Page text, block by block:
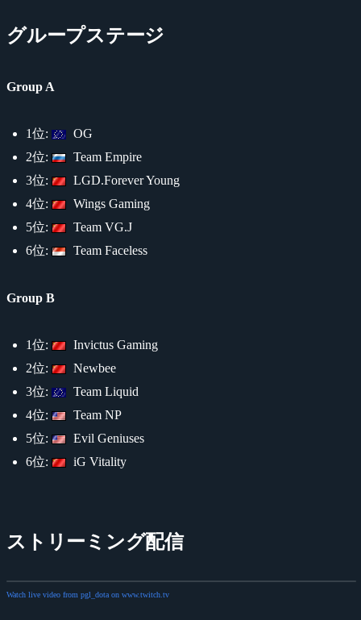
グループステージ
Group A
1位:
OG
2位:
Team Empire
3位:
LGD.Forever Young
4位:
Wings Gaming
5位:
Team VG.J
6位:
Team Faceless
Group B
1位:
Invictus Gaming
2位:
Newbee
3位:
Team Liquid
4位:
Team NP
5位:
Evil Geniuses
6位:
iG Vitality
ストリーミング配信
Watch live video from pgl_dota on www.twitch.tv